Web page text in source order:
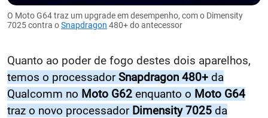
O Moto G64 traz um upgrade em desempenho, com o Dimensity
7025 contra oSnapdragon 480+ do antecessor
Quanto ao poder de fogo destes dois aparelhos,
temos o processadorSnapdragon 480+ da
Qualcomm no Moto G62 enquanto o Moto G64
traz o novo processador Dimensity 7025 da